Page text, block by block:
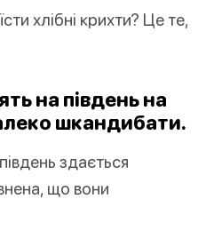
хлібні крихти? Це те,
на південь на
шкандибати.
здається
що вони